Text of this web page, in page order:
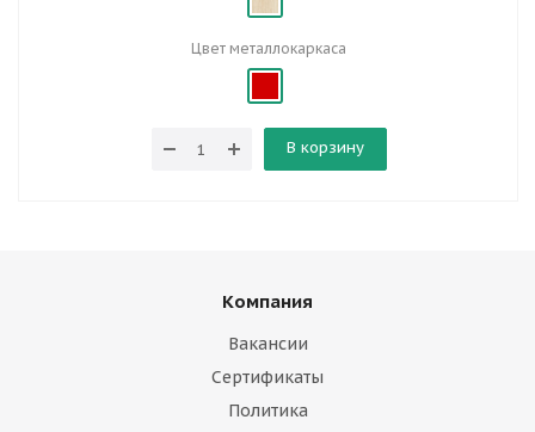
Цвет металлокаркаса
В корзину
Компания
Вакансии
Сертификаты
Политика